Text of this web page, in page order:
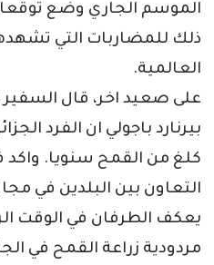
الموسم الجاري وضع
ذلك للمضاربات التي
العالمية.
على صعيد اخر، قال السفير
كلغ من القمح سنويا. واكد
التعاون بين البلدين في
يعكف الطرفان في الوقت
مردودية زراعة القمح في